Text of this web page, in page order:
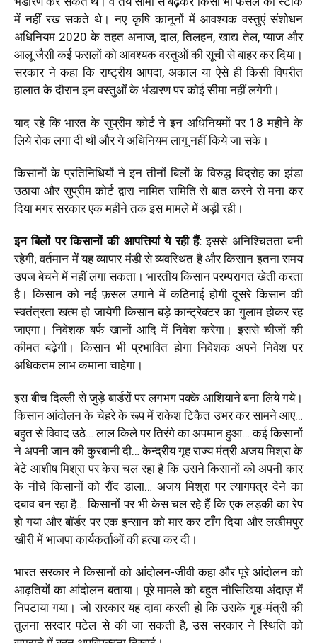
में नहीं रख सकते थे। नए कृषि कानूनों में आवश्यक वस्तुएं संशोधन
अधिनियम 2020 के तहत अनाज, दाल, तिलहन, खाद्य तेल, प्याज और
आलू जैसी कई फसलों को आवश्यक वस्तुओं की सूची से बाहर कर दिया।
सरकार ने कहा कि राष्ट्रीय आपदा, अकाल या ऐसे ही किसी विपरीत
हालात के दौरान इन वस्तुओं के भंडारण पर कोई सीमा नहीं लगेगी।
याद रहे कि भारत के सुप्रीम कोर्ट ने इन अधिनियमों पर 18 महीने के
लिये रोक लगा दी थी और ये अधिनियम लागू नहीं किये जा सके।
किसानों के प्रतिनिधियों ने इन तीनों बिलों के विरुद्ध विद्रोह का झंडा
उठाया और सुप्रीम कोर्ट द्वारा नामित समिति से बात करने से मना कर
दिया मगर सरकार एक महीने तक इस मामले में अड़ी रही।
इन बिलों पर किसानों की आपत्तियां ये रही हैं:इससे अनिश्चितता बनी
रहेगी; वर्तमान में यह व्यापार मंडी से व्यवस्थित है और किसान इतना समय
उपज बेचने में नहीं लगा सकता। भारतीय किसान परम्परागत खेती करता
है। किसान को नई फ़सल उगाने में कठिनाई होगी दूसरे किसान की
स्वतंत्रता खत्म हो जायेगी किसान बड़े कान्ट्रेक्टर का ग़ुलाम होकर रह
जाएगा।निवेशक बर्फ खानों आदि में निवेश करेगा। इससे चीजों की
कीमत बढ़ेगी। किसान भी प्रभावित होगा निवेशक अपने निवेश पर
अधिकतम लाभ कमाना चाहेगा।
इस बीच दिल्ली से जुड़े बार्डरों पर लगभग पक्के आशियाने बना लिये गये।
किसान आंदोलन के चेहरे के रूप में राकेश टिकैत उभर कर सामने आए…
बहुत से विवाद उठे… लाल किले पर तिरंगे का अपमान हुआ… कई किसानों
ने अपनी जान की कुरबानी दी… केन्द्रीय गृह राज्य मंत्री अजय मिश्रा के
बेटे आशीष मिश्रा पर केस चल रहा है कि उसने किसानों को अपनी कार
के नीचे किसानों को रौंद डाला… अजय मिश्रा पर त्यागपत्र देने का
दबाव बन रहा है… किसानों पर भी केस चल रहे हैं कि एक लड़की का रेप
हो गया और बॉर्डर पर एक इन्सान को मार कर टाँग दिया और लखीमपुर
खीरी में भाजपा कार्यकर्ताओं की हत्या कर दी।
भारत सरकार ने किसानों को आंदोलन-जीवी कहा और पूरे आंदोलन को
आढ़तियों का आंदोलन बताया। पूरे मामले को बहुत नौसिखिया अंदाज़ में
निपटाया गया। जो सरकार यह दावा करती हो कि उसके गृह-मंत्री की
तुलना सरदार पटेल से की जा सकती है, उस सरकार ने स्थिति को